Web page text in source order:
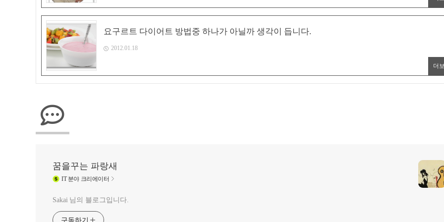
요구르트 다이어트 방법중 하나가 아닐까 생각이 듭니다.
2012.01.18
더
꿈을꾸는 파랑새
IT분야 크리에이터
Sakai 님의 블로그입니다.
구독하기